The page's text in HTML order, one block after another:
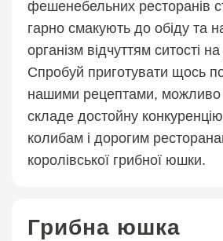
фешенебельних ресторанів
гарно смакують до обіду та
організм відчуттям ситості
Спробуй приготувати щось
нашими рецептами, можливо
складе достойну
колибам і дорогим
королівської грибної юшки.
Грибна юшка